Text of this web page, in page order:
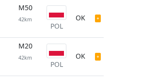
M50
42km
POL
OK
M20
42km
POL
OK